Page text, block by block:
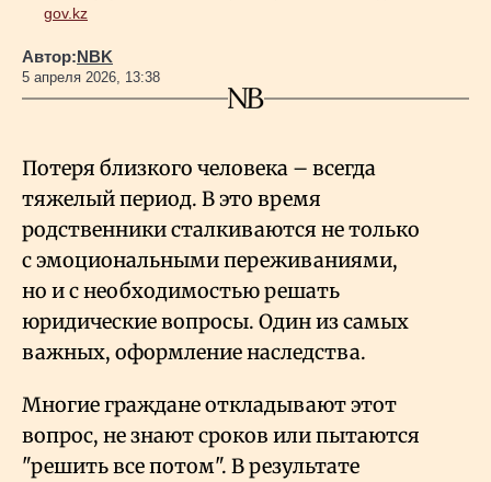
gov.kz
Автор:NBK
5 апреля 2026, 13:38
Потеря близкого человека – всегда
тяжелый период. В это время
родственники сталкиваются не только
с эмоциональными переживаниями,
но и с необходимостью решать
юридические вопросы. Один из самых
важных, оформление наследства.
Многие граждане откладывают этот
вопрос, не знают сроков или пытаются
"решить все потом". В результате